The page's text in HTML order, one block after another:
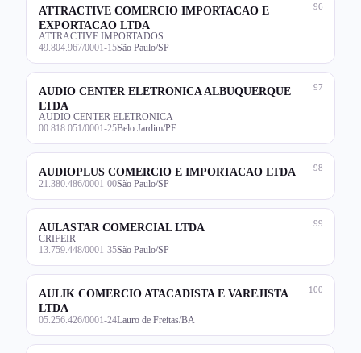
96
ATTRACTIVE COMERCIO IMPORTACAO E
EXPORTACAO LTDA
ATTRACTIVE IMPORTADOS
49.804.967/0001-15São Paulo/SP
97
AUDIO CENTER ELETRONICA ALBUQUERQUE
LTDA
AUDIO CENTER ELETRONICA
00.818.051/0001-25Belo Jardim/PE
98
AUDIOPLUS COMERCIO E IMPORTACAO LTDA
21.380.486/0001-00São Paulo/SP
99
AULASTAR COMERCIAL LTDA
CRIFEIR
13.759.448/0001-35São Paulo/SP
100
AULIK COMERCIO ATACADISTA E VAREJISTA
LTDA
05.256.426/0001-24Lauro de Freitas/BA